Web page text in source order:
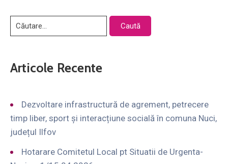
Articole Recente
Dezvoltare infrastructură de agrement, petrecere
timp liber, sport și interacțiune socială în comuna Nuci,
județul Ilfov
Hotarare Comitetul Local pt Situatii de Urgenta-